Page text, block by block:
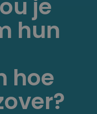
je
hun
hoe